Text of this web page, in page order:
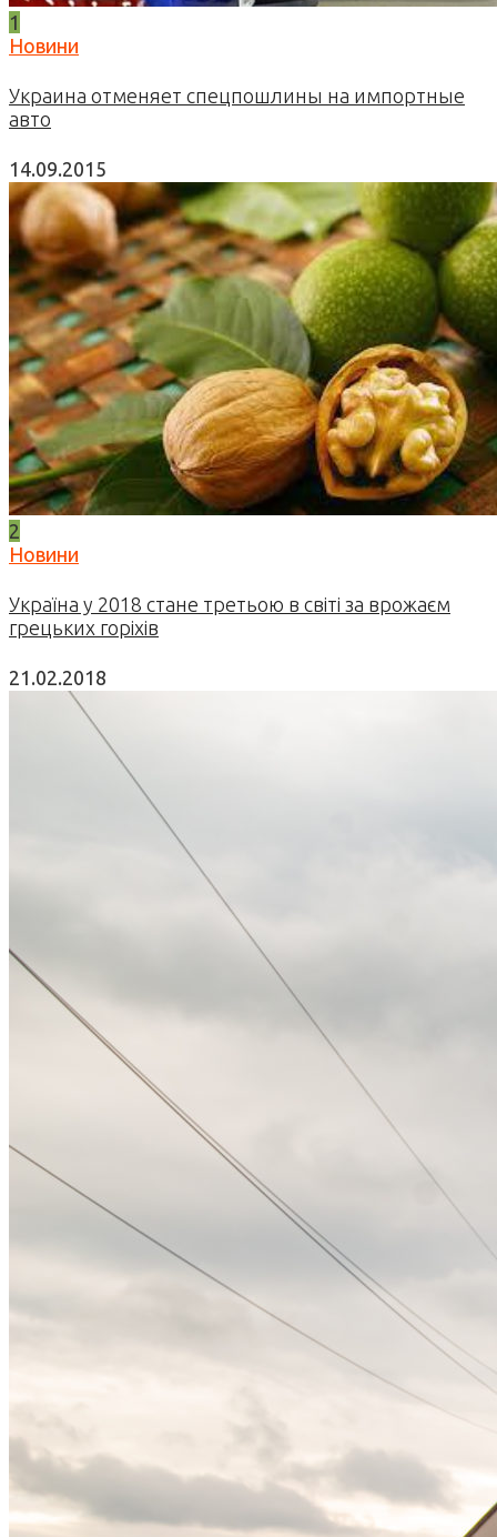
1
Новини
Украина отменяет спецпошлины на импортные
авто
14.09.2015
2
Новини
Україна у 2018 стане третьою в світі за врожаєм
грецьких горіхів
21.02.2018